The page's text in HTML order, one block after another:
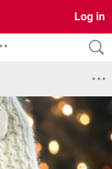
Log in